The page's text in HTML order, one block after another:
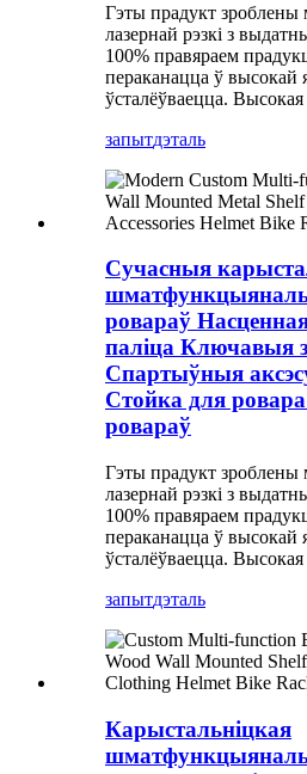
Гэты прадукт зроблены
лазернай рэзкі з
100% правяраем
пераканацца ў высокай
ўсталёўваецца. Высокая
запытдэталь
Сучасныя
ровараў
паліца Ключавыя
Спартыўныя
Стойка для
ровараў
Гэты прадукт зроблены
лазернай рэзкі з
100% правяраем
пераканацца ў высокай
ўсталёўваецца. Высокая
запытдэталь
Карыстальніцкая